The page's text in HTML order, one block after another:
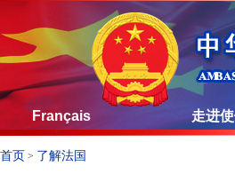
Français 走进
首页 > 了解法国